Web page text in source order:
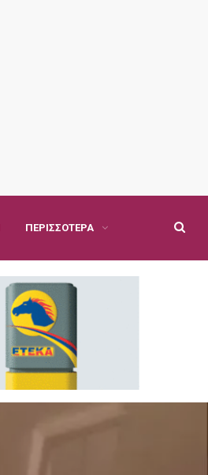
ΠΕΡΙΣΣΌΤΕΡΑ